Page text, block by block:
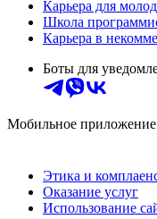
Карьера для
Школа
Карьера в
Боты для
Мобильное приложение
Этика и
Оказание услуг
Использование